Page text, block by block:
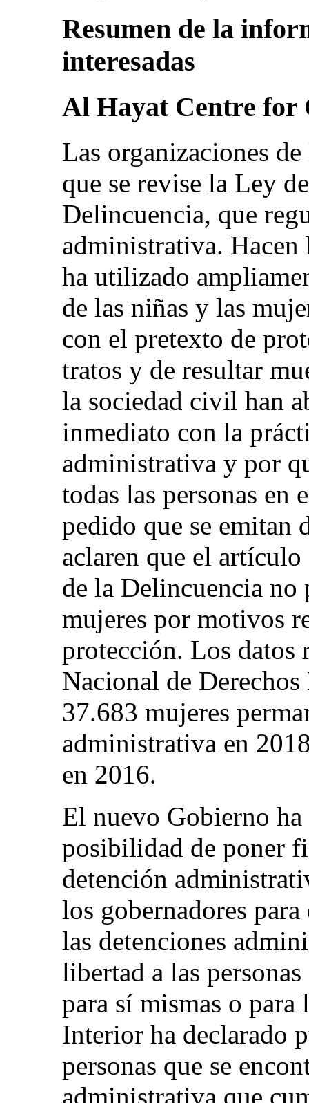
Resumen de la
interesadas
Al Hayat Centre for
Las organizaciones
que se revise la Ley
Delincuencia, que
administrativa. Hacen
ha utilizado
de las niñas y las
con el pretexto de
tratos y de resultar
la sociedad civil han
inmediato con la
administrativa y por
todas las personas en
pedido que se emitan
aclaren que el
de la Delincuencia no
mujeres por motivos
protección. Los datos
Nacional de
37.683 mujeres
administrativa en
en 2016.
El nuevo Gobierno ha
posibilidad de poner
detención
los gobernadores
las detenciones
libertad a las
para sí mismas o
Interior ha declarado
personas que se
administrativa que